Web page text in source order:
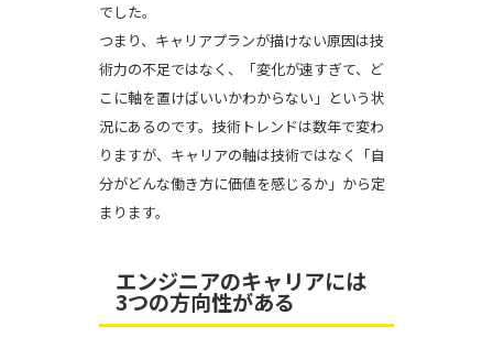
でした。
つまり、キャリアプランが描けない原因は技
術力の不足ではなく、「変化が速すぎて、ど
こに軸を置けばいいかわからない」という状
況にあるのです。技術トレンドは数年で変わ
りますが、キャリアの軸は技術ではなく「自
分がどんな働き方に価値を感じるか」から定
まります。
エンジニアのキャリアには
3つの方向性がある